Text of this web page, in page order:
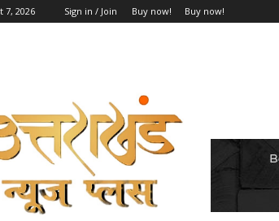
7, 2026 Sign in / Join Buy now! Buy now!